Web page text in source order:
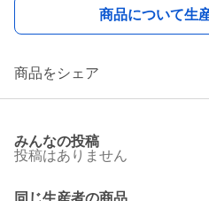
商品について生
商品をシェア
みんなの投稿
投稿はありません